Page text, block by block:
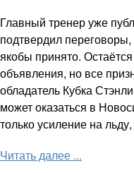
Главный тренер уже
подтвердил
якобы принято.
объявления, но все
обладатель Кубка
может оказаться в
только усиление на
Читать далее ...